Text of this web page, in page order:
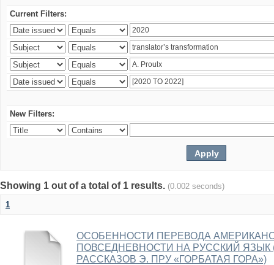
Current Filters:
New Filters:
Showing 1 out of a total of 1 results. (0.002 seconds)
1
ОСОБЕННОСТИ ПЕРЕВОДА
ПОВСЕДНЕВНОСТИ НА РУССКИЙ ЯЗЫК
РАССКАЗОВ Э. ПРУ «ГОРБАТАЯ ГОРА»)